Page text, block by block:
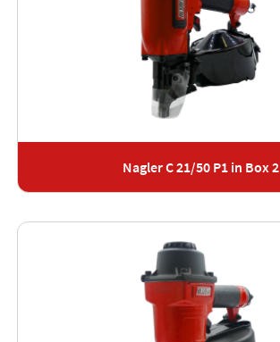
Nagler C 21/50 P1 in Box 2